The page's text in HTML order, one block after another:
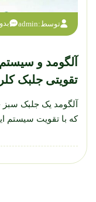
توسط:admin
آلگومد و
تقویتی جلبک
آلگومد یک جلبک
که با تقویت سیستم